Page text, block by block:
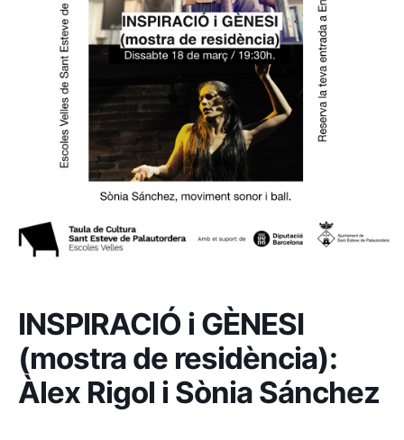
INSPIRACIÓ i GÈNESI
(mostra de residència):
Àlex Rigol i Sònia Sánchez